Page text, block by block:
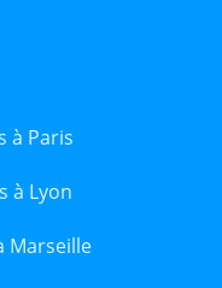
à Paris
à Lyon
Marseille